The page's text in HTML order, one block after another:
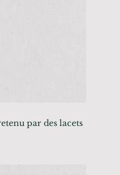
par des lacets